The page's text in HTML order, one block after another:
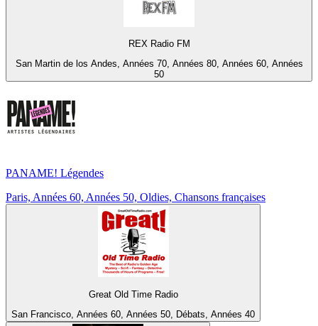
REX Radio FM
San Martin de los Andes, Années 70, Années 80, Années 60, Années
50
PANAME! Légendes
Paris, Années 60, Années 50, Oldies, Chansons françaises
Great Old Time Radio
San Francisco, Années 60, Années 50, Débats, Années 40